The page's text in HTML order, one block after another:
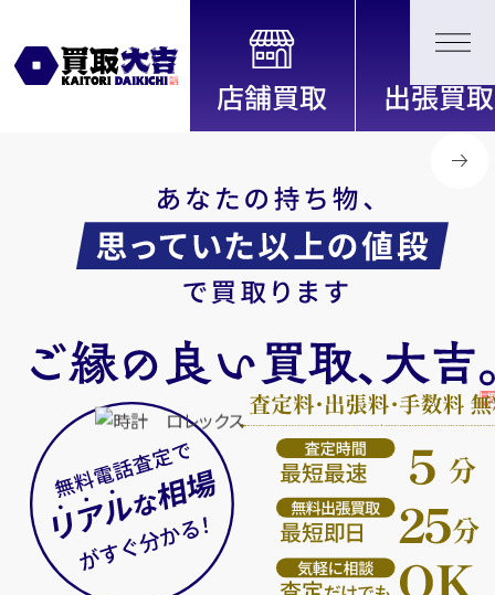
全国2200店舗以上展開中！
信頼と実績の買取専門店「買取大
吉」